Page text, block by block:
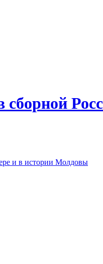
сборной
и в истории Молдовы